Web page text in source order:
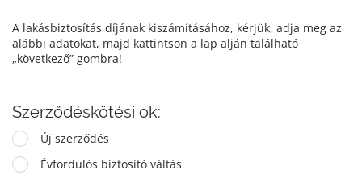
A lakásbiztosítás díjának kiszámításához, kérjük, adja meg az
alábbi adatokat, majd kattintson a lap alján található
„következő” gombra!
Szerződéskötési ok:
Új szerződés
Évfordulós biztosító váltás